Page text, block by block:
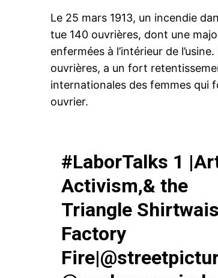
Le 25 mars 1913, un incendie
tue 140 ouvrières, dont une
enfermées à l’intérieur de
ouvrières, a un fort
internationales des femmes qui
ouvrier.
#LaborTalks 1
Activism,& the
Triangle
Factory
Fire|